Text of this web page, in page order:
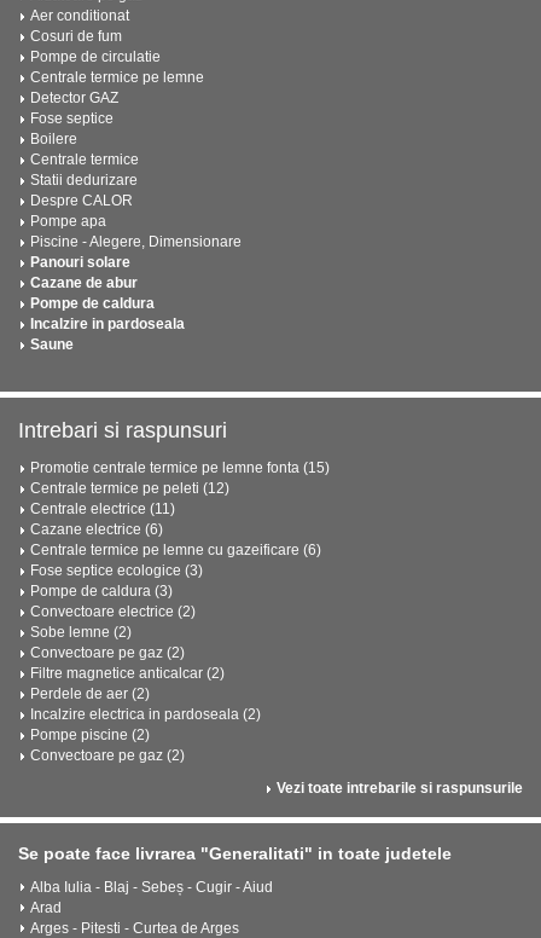
Aer conditionat
Cosuri de fum
Pompe de circulatie
Centrale termice pe lemne
Detector GAZ
Fose septice
Boilere
Centrale termice
Statii dedurizare
Despre CALOR
Pompe apa
Piscine - Alegere, Dimensionare
Panouri solare
Cazane de abur
Pompe de caldura
Incalzire in pardoseala
Saune
Intrebari si raspunsuri
Promotie centrale termice pe lemne fonta (15)
Centrale termice pe peleti (12)
Centrale electrice (11)
Cazane electrice (6)
Centrale termice pe lemne cu gazeificare (6)
Fose septice ecologice (3)
Pompe de caldura (3)
Convectoare electrice (2)
Sobe lemne (2)
Convectoare pe gaz (2)
Filtre magnetice anticalcar (2)
Perdele de aer (2)
Incalzire electrica in pardoseala (2)
Pompe piscine (2)
Convectoare pe gaz (2)
Vezi toate intrebarile si raspunsurile
Se poate face livrarea "Generalitati" in toate judetele
Alba Iulia - Blaj - Sebeș - Cugir - Aiud
Arad
Arges - Pitesti - Curtea de Arges